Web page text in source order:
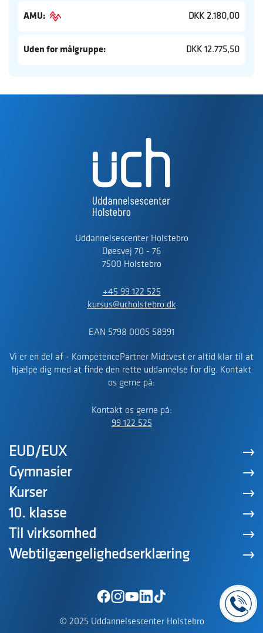
AMU: DKK 2.180,00
Uden for målgruppe: DKK 12.775,50
Uddannelsescenter Holstebro
Døesvej 70 - 76
7500 Holstebro
+45 99 122 525
kursus@ucholstebro.dk
EAN 5798 0005 58991
Vi er en del af - KompetencePartner Midtvest er altid klar til at
hjælpe dig med at finde den rette uddannelse for dig. Kontakt
os gerne på:
Kontakt os gerne på:
99 122 525
EUD/EUX
Gymnasier
Kurser
10. klasse
Til virksomhed
Webtilgængelighedserklæring
© 2025 Uddannelsescenter Holstebro